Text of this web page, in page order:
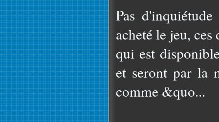
Pas
acheté le jeu,
qui est
et seront par la
comme &quo...